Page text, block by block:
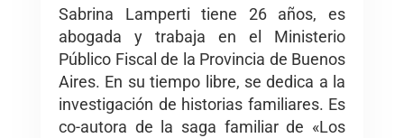
Sabrina Lamperti tiene 26 años, es
abogada y trabaja en el Ministerio
Público Fiscal de la Provincia de Buenos
Aires. En su tiempo libre, se dedica a la
investigación de historias familiares. Es
co-autora de la saga familiar de «Los